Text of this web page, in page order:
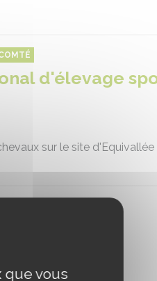
d'élevage
sur le site d'Equivallée
que vous